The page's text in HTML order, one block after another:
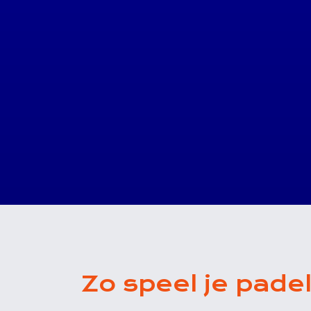
Zo speel je padel